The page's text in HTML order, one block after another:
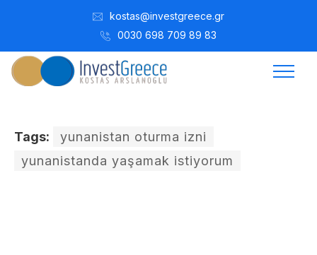
kostas@investgreece.gr
0030 698 709 89 83
Tags:
yunanistan oturma izni
yunanistanda yaşamak istiyorum